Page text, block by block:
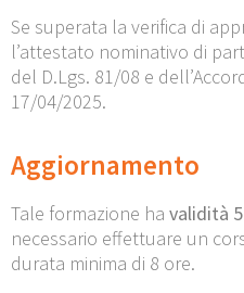
Se superata la verifica di
l’attestato nominativo di
del D.Lgs. 81/08 e
17/04/2025.
Aggiornamento
Tale formazione ha validità
necessario effettuare un
durata minima di 8 ore.